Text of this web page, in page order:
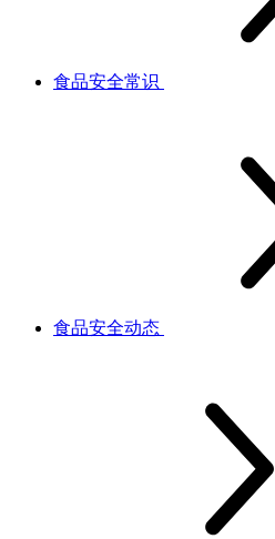
食品安全常识
食品安全动态